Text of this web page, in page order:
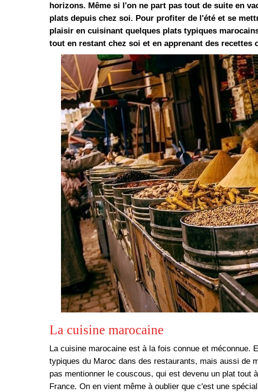
horizons. Même si l'on ne part pas tout de suite en
plats depuis chez soi. Pour profiter de l'été et se
plaisir en cuisinant quelques plats typiques
tout en restant chez soi et en apprenant des recettes
La cuisine marocaine
La cuisine marocaine est à la fois connue et méconnue.
typiques du Maroc dans des restaurants, mais aussi de
pas mentionner le couscous, qui est devenu un plat tout
France. On en vient même à oublier que c'est une